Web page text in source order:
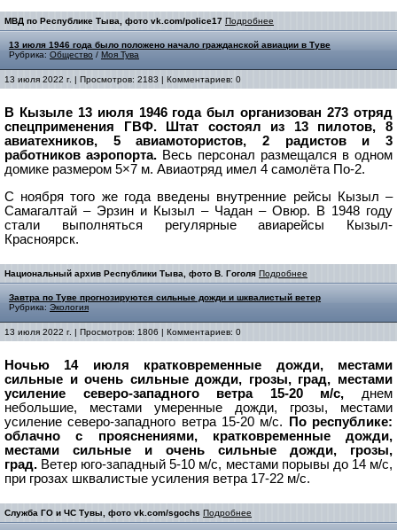
МВД по Республике Тыва, фото vk.com/police17 Подробнее
13 июля 1946 года было положено начало гражданской авиации в Туве
Рубрика: Общество / Моя Тува
13 июля 2022 г. | Просмотров: 2183 | Комментариев: 0
В Кызыле 13 июля 1946 года был организован 273 отряд
спецприменения ГВФ. Штат состоял из 13 пилотов, 8
авиатехников, 5 авиамотористов, 2 радистов и 3
работников аэропорта. Весь персонал размещался в одном
домике размером 5×7 м. Авиаотряд имел 4 самолёта По-2.
С ноября того же года введены внутренние рейсы Кызыл –
Самагалтай – Эрзин и Кызыл – Чадан – Овюр. В 1948 году
стали выполняться регулярные авиарейсы Кызыл-
Красноярск.
Национальный архив Республики Тыва, фото В. Гоголя Подробнее
Завтра по Туве прогнозируются сильные дожди и шквалистый ветер
Рубрика: Экология
13 июля 2022 г. | Просмотров: 1806 | Комментариев: 0
Ночью 14 июля кратковременные дожди, местами
сильные и очень сильные дожди, грозы, град, местами
усиление северо-западного ветра 15-20 м/с, днем
небольшие, местами умеренные дожди, грозы, местами
усиление северо-западного ветра 15-20 м/с.
По республике:
облачно с прояснениями, кратковременные дожди,
местами сильные и очень сильные дожди, грозы,
град. Ветер юго-западный 5-10 м/с, местами порывы до 14 м/с,
при грозах шквалистые усиления ветра 17-22 м/с.
Служба ГО и ЧС Тувы, фото vk.com/sgochs Подробнее